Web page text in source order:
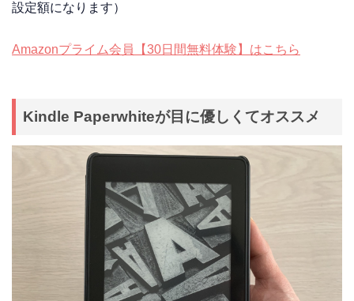
設定額になります）
Amazonプライム会員【30日間無料体験】はこちら
Kindle Paperwhiteが目に優しくてオススメ